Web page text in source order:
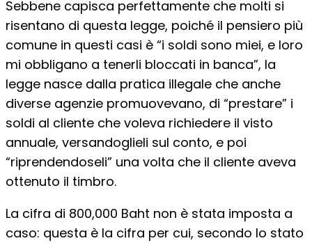
Sebbene capisca perfettamente che molti si
risentano di questa legge, poiché il pensiero più
comune in questi casi è “i soldi sono miei, e loro
mi obbligano a tenerli bloccati in banca”, la
legge nasce dalla pratica illegale che anche
diverse agenzie promuovevano, di “prestare” i
soldi al cliente che voleva richiedere il visto
annuale, versandoglieli sul conto, e poi
“riprendendoseli” una volta che il cliente aveva
ottenuto il timbro.
La cifra di 800,000 Baht non è stata imposta a
caso: questa è la cifra per cui, secondo lo stato